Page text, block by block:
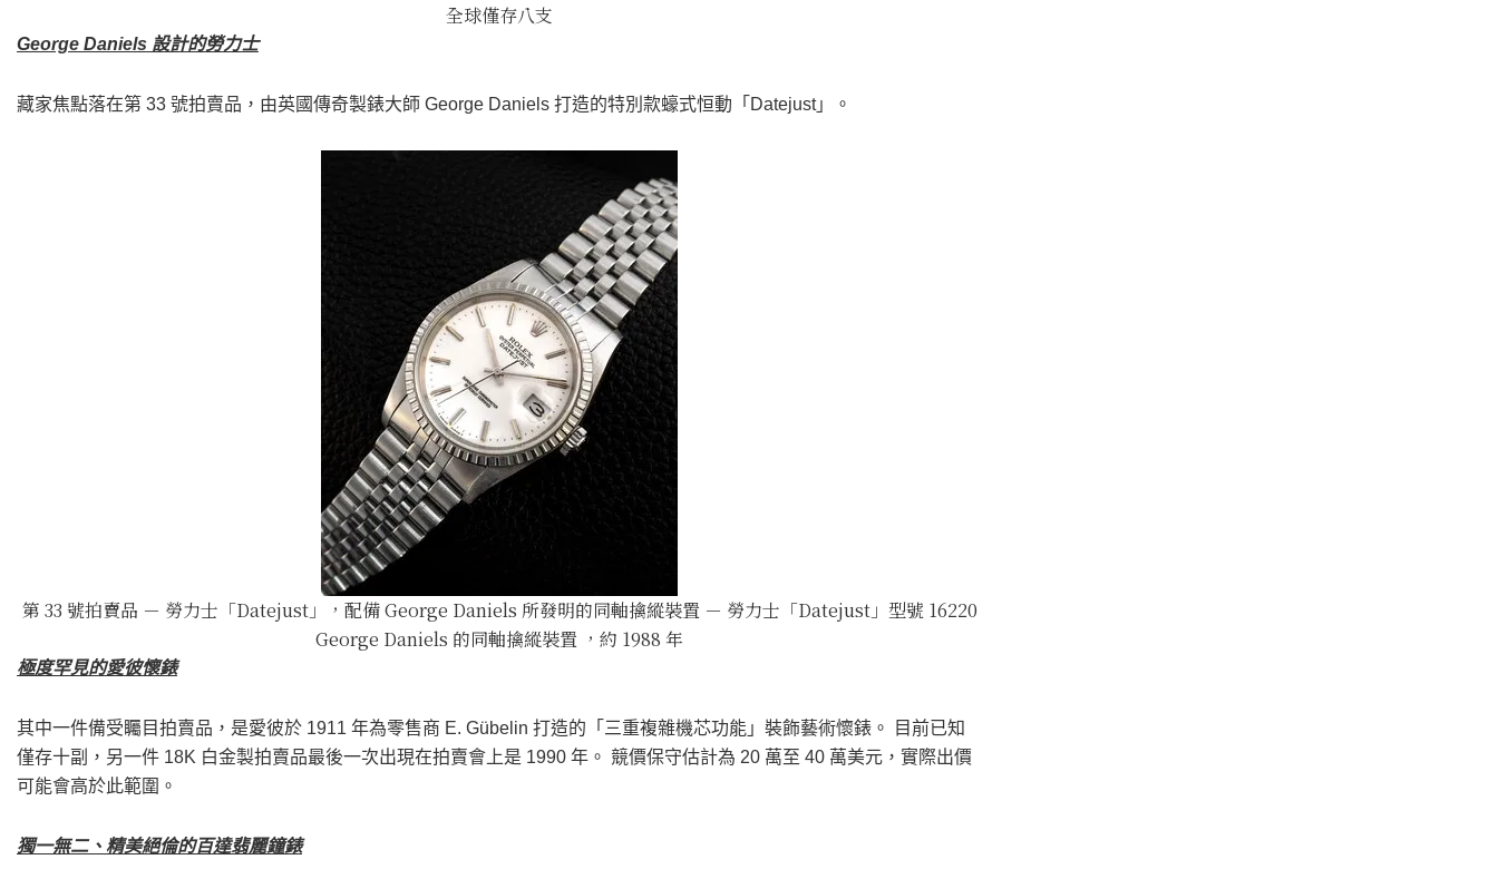
全球僅存八支
George Daniels 設計的勞力士
藏家焦點落在第 33 號拍賣品，由英國傳奇製錶大師 George Daniels 打造的特別款蠔式恒動「Datejust」。
第 33 號拍賣品 － 勞力士「Datejust」，配備 George Daniels 所發明的同軸擒縱裝置 － 勞力士「Datejust」型號 16220
George Daniels 的同軸擒縱裝置 ，約 1988 年
極度罕見的愛彼懷錶
其中一件備受矚目拍賣品，是愛彼於 1911 年為零售商 E. Gübelin 打造的「三重複雜機芯功能」裝飾藝術懷錶。 目前已知
僅存十副，另一件 18K 白金製拍賣品最後一次出現在拍賣會上是 1990 年。 競價保守估計為 20 萬至 40 萬美元，實際出價
可能會高於此範圍。
獨一無二、精美絕倫的百達翡麗鐘錶